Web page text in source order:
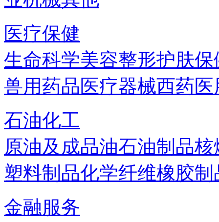
医疗保健
生命科学美容整形护肤保
兽用药品医疗器械西药
石油化工
原油及成品油石油制品核
塑料制品化学纤维橡胶制
金融服务